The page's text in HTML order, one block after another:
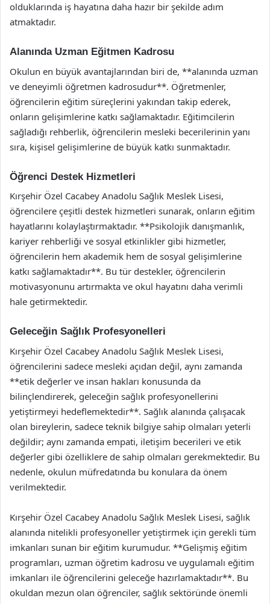
olduklarında iş hayatına daha hazır bir şekilde adım
atmaktadır.
Alanında Uzman Eğitmen Kadrosu
Okulun en büyük avantajlarından biri de, **alanında uzman
ve deneyimli öğretmen kadrosudur**. Öğretmenler,
öğrencilerin eğitim süreçlerini yakından takip ederek,
onların gelişimlerine katkı sağlamaktadır. Eğitimcilerin
sağladığı rehberlik, öğrencilerin mesleki becerilerinin yanı
sıra, kişisel gelişimlerine de büyük katkı sunmaktadır.
Öğrenci Destek Hizmetleri
Kırşehir Özel Cacabey Anadolu Sağlık Meslek Lisesi,
öğrencilere çeşitli destek hizmetleri sunarak, onların eğitim
hayatlarını kolaylaştırmaktadır. **Psikolojik danışmanlık,
kariyer rehberliği ve sosyal etkinlikler gibi hizmetler,
öğrencilerin hem akademik hem de sosyal gelişimlerine
katkı sağlamaktadır**. Bu tür destekler, öğrencilerin
motivasyonunu artırmakta ve okul hayatını daha verimli
hale getirmektedir.
Geleceğin Sağlık Profesyonelleri
Kırşehir Özel Cacabey Anadolu Sağlık Meslek Lisesi,
öğrencilerini sadece mesleki açıdan değil, aynı zamanda
**etik değerler ve insan hakları konusunda da
bilinçlendirerek, geleceğin sağlık profesyonellerini
yetiştirmeyi hedeflemektedir**. Sağlık alanında çalışacak
olan bireylerin, sadece teknik bilgiye sahip olmaları yeterli
değildir; aynı zamanda empati, iletişim becerileri ve etik
değerler gibi özelliklere de sahip olmaları gerekmektedir. Bu
nedenle, okulun müfredatında bu konulara da önem
verilmektedir.
Kırşehir Özel Cacabey Anadolu Sağlık Meslek Lisesi, sağlık
alanında nitelikli profesyoneller yetiştirmek için gerekli tüm
imkanları sunan bir eğitim kurumudur. **Gelişmiş eğitim
programları, uzman öğretim kadrosu ve uygulamalı eğitim
imkanları ile öğrencilerini geleceğe hazırlamaktadır**. Bu
okuldan mezun olan öğrenciler, sağlık sektöründe önemli